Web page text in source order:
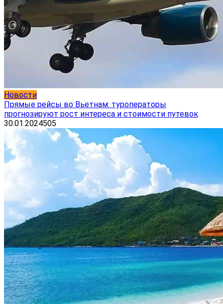
Новости
Прямые рейсы во Вьетнам: туроператоры
прогнозируют рост интереса и стоимости путевок
30.01.2024505